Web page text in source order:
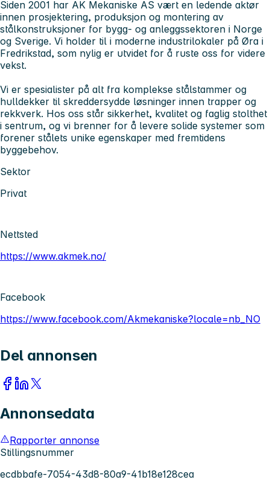
Siden 2001 har AK Mekaniske AS vært en ledende aktør
innen prosjektering, produksjon og montering av
stålkonstruksjoner for bygg- og anleggssektoren i Norge
og Sverige. Vi holder til i moderne industrilokaler på Øra i
Fredrikstad, som nylig er utvidet for å ruste oss for videre
vekst.
Vi er spesialister på alt fra komplekse stålstammer og
hulldekker til skreddersydde løsninger innen trapper og
rekkverk. Hos oss står sikkerhet, kvalitet og faglig stolthet
i sentrum, og vi brenner for å levere solide systemer som
forener stålets unike egenskaper med fremtidens
byggebehov.
Sektor
Privat
Nettsted
https://www.akmek.no/
Facebook
https://www.facebook.com/Akmekaniske?locale=nb_NO
Del annonsen
Annonsedata
Rapporter annonse
Stillingsnummer
ecdbbafe-7054-43d8-80a9-41b18e128cea